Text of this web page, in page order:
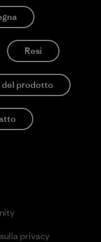
Resi
del prodotto
privacy